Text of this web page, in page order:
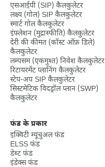
एसआईपी (SIP) कैलकुलेटर
लक्ष्‍य (गोल) SIP कैलकुलेटर
स्मार्ट गोल कैलकुलेटर
इंफ्लेशन (मुद्रास्फीति) कैलकुलेटर
देरी की कीमत (कॉस्ट ऑफ़ डिले)
कैलकुलेटर
लम्पसम (एकमुश्त) निवेश कैलकुलेटर
रिटायरमेंट प्लानिंग कैलकुलेटर
स्टेप-अप SIP कैलकुलेटर
सिस्टमेटिक विदड्रॉल प्लान (SWP)
कैलकुलेटर
फंड के प्रकार
इक्विटी म्यूचुअल फंड
ELSS फंड
डेब्ट फंड
इंडेक्स फंड